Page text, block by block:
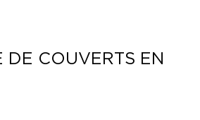
DE COUVERTS EN